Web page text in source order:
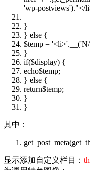
'wp-postviews')."</
}
} else {
$temp =
}
if($display) {
echo$temp;
} else {
return$temp;
}
}
其中：
显示添加自定义栏目：